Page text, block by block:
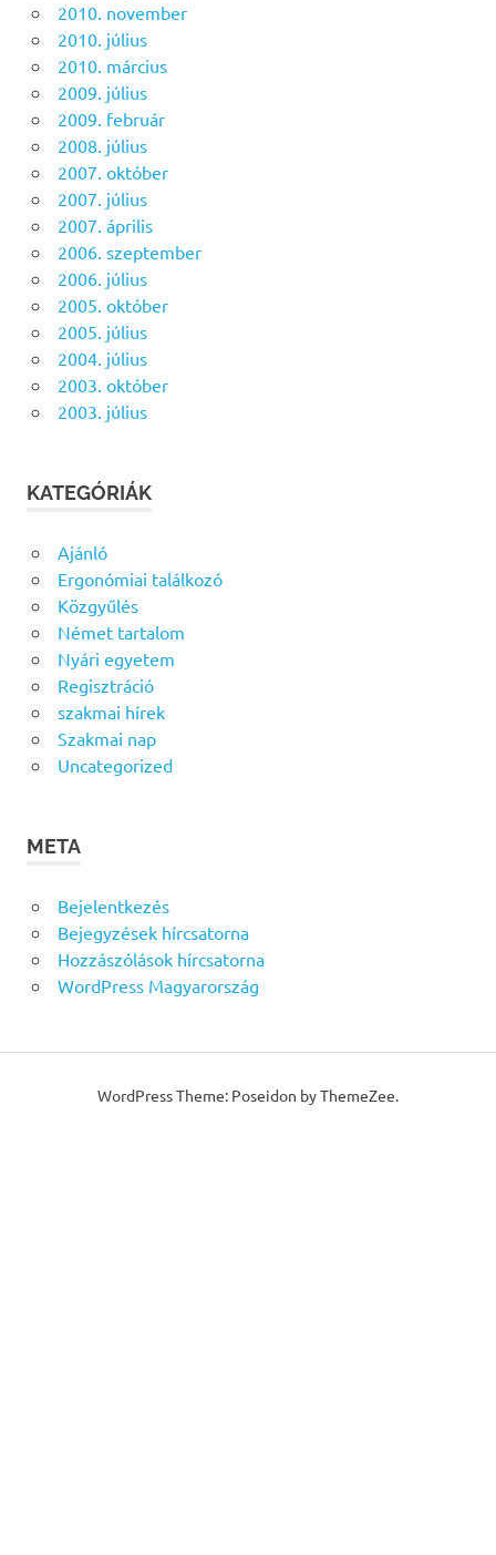
2010. november
2010. július
2010. március
2009. július
2009. február
2008. július
2007. október
2007. július
2007. április
2006. szeptember
2006. július
2005. október
2005. július
2004. július
2003. október
2003. július
KATEGÓRIÁK
Ajánló
Ergonómiai találkozó
Közgyűlés
Német tartalom
Nyári egyetem
Regisztráció
szakmai hírek
Szakmai nap
Uncategorized
META
Bejelentkezés
Bejegyzések hírcsatorna
Hozzászólások hírcsatorna
WordPress Magyarország
WordPress Theme: Poseidon by ThemeZee.